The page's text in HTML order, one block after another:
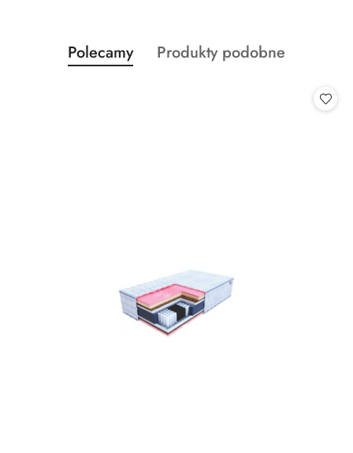
Pomiń karuzelę produktów
Produkty
o
Polecamy
Produkty
Produkty podobne